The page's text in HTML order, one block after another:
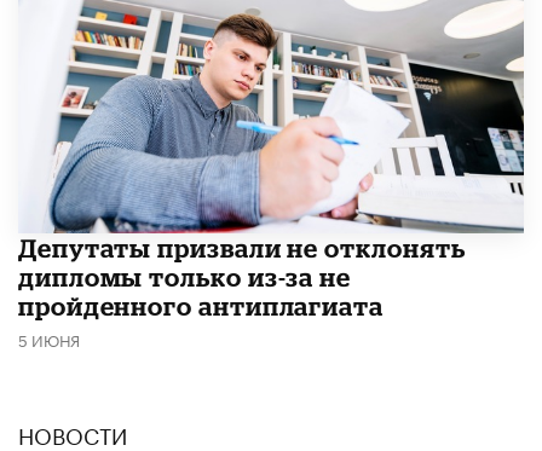
Депутаты призвали не отклонять
дипломы только из-за не
пройденного антиплагиата
5 ИЮНЯ
НОВОСТИ